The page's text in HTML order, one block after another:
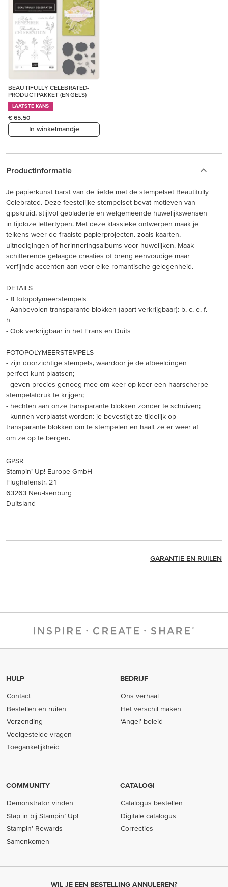
BEAUTIFULLY CELEBRATED-
PRODUCTPAKKET (ENGELS)
LAATSTE KANS
€ 65,50
In winkelmandje
Productinformatie
Je papierkunst barst van de liefde met de stempelset Beautifully
Celebrated. Deze feestelijke stempelset bevat motieven van
gipskruid, stijlvol gebladerte en welgemeende huwelijkswensen
in tijdloze lettertypen. Met deze klassieke ontwerpen maak je
telkens weer de fraaiste papierprojecten, zoals kaarten,
uitnodigingen of herinneringsalbums voor huwelijken. Maak
schitterende gelaagde creaties of breng eenvoudige maar
verfijnde accenten aan voor elke romantische gelegenheid.
DETAILS
- 8 fotopolymeerstempels
- Aanbevolen transparante blokken (apart verkrijgbaar): b, c, e, f,
h
- Ook verkrijgbaar in het Frans en Duits
FOTOPOLYMEERSTEMPELS
- zijn doorzichtige stempels, waardoor je de afbeeldingen
perfect kunt plaatsen;
- geven precies genoeg mee om keer op keer een haarscherpe
stempelafdruk te krijgen;
- hechten aan onze transparante blokken zonder te schuiven;
- kunnen verplaatst worden: je bevestigt ze tijdelijk op
transparante blokken om te stempelen en haalt ze er weer af
om ze op te bergen.
GPSR
Stampin’ Up! Europe GmbH
Flughafenstr. 21
63263 Neu-Isenburg
Duitsland
GARANTIE EN RUILEN
HULP
Contact
Bestellen en ruilen
Verzending
Veelgestelde vragen
Toegankelijkheid
BEDRIJF
Ons verhaal
Het verschil maken
‘Angel’-beleid
COMMUNITY
Demonstrator vinden
Stap in bij Stampin’ Up!
Stampin' Rewards
Samenkomen
CATALOGI
Catalogus bestellen
Digitale catalogus
Correcties
WIL JE EEN BESTELLING ANNULEREN?